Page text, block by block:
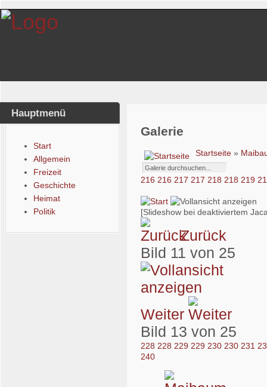
Hauptmenü
Start
Allgemein
Freizeit
Geschichte
Heimat
Politik
Galerie
Startseite »
216 216 217 217 218 218 219
[Slideshow bei deaktiviertem
Zurück
Bild 11 von 25
Weiter
Bild 13 von 25
228 228 229 229 230 230 231
240